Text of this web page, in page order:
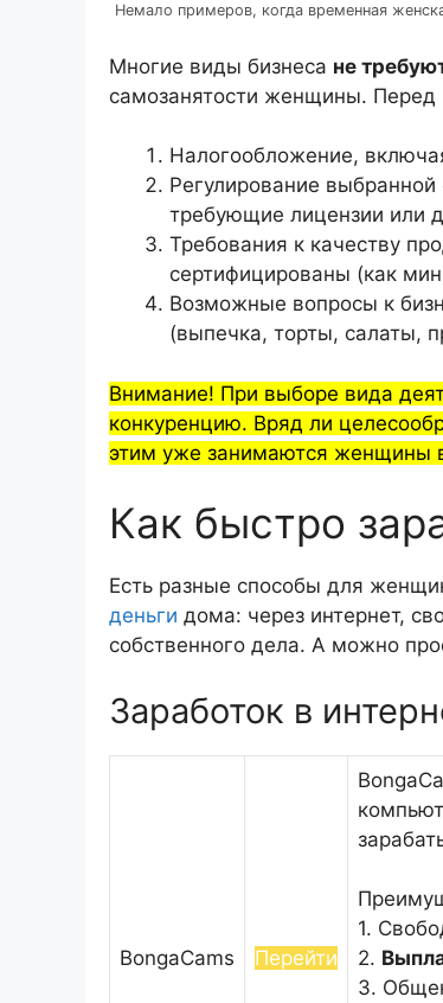
Немало примеров, когда временная
Многие виды бизнеса не
самозанятости женщины.
Налогообложение,
Регулирование
требующие лицензии или
Требования к качеству
сертифицированы (как
Возможные вопросы к
(выпечка, торты, салаты,
Внимание! При выборе вида
конкуренцию. Вряд ли
этим уже занимаются женщины
Как быстро
Есть разные способы для
деньги дома: через интернет,
собственного дела. А можно
Заработок в
BongaCams Перейти
1.
2.
3.